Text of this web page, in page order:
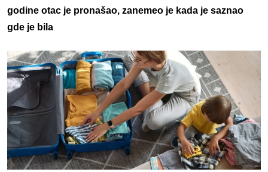
godine otac je pronašao, zanemeo je kada je saznao
gde je bila